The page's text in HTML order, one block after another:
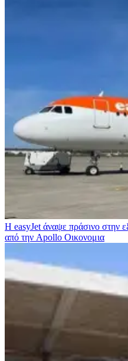
Η easyJet άναψε πράσινο στην
από την Apollo Οικονομια